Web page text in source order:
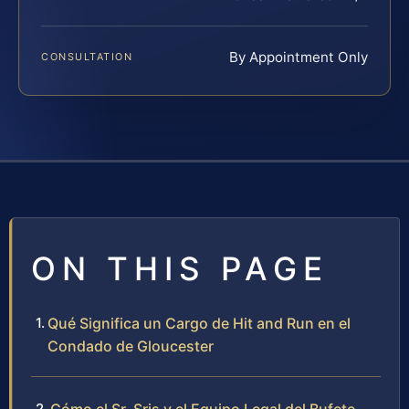
CONSULTATION By Appointment Only
ON THIS PAGE
Qué Significa un Cargo de Hit and Run en el
Condado de Gloucester